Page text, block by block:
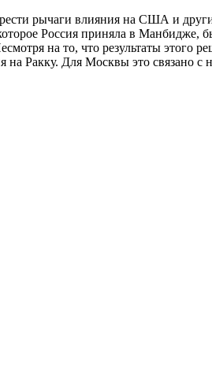
рычаги влияния на США и
Россия приняла в Манбидже,
на то, что результаты этого
Ракку. Для Москвы это связано с